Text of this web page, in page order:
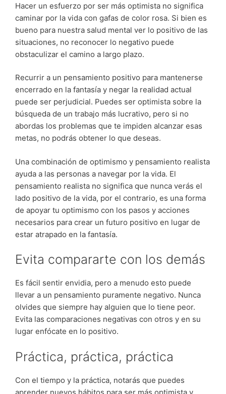
Hacer un esfuerzo por ser más optimista no significa
caminar por la vida con gafas de color rosa. Si bien es
bueno para nuestra salud mental ver lo positivo de las
situaciones, no reconocer lo negativo puede
obstaculizar el camino a largo plazo.
Recurrir a un pensamiento positivo para mantenerse
encerrado en la fantasía y negar la realidad actual
puede ser perjudicial. Puedes ser optimista sobre la
búsqueda de un trabajo más lucrativo, pero si no
abordas los problemas que te impiden alcanzar esas
metas, no podrás obtener lo que deseas.
Una combinación de optimismo y pensamiento realista
ayuda a las personas a navegar por la vida. El
pensamiento realista no significa que nunca verás el
lado positivo de la vida, por el contrario, es una forma
de apoyar tu optimismo con los pasos y acciones
necesarios para crear un futuro positivo en lugar de
estar atrapado en la fantasía.
Evita compararte con los demás
Es fácil sentir envidia, pero a menudo esto puede
llevar a un pensamiento puramente negativo. Nunca
olvides que siempre hay alguien que lo tiene peor.
Evita las comparaciones negativas con otros y en su
lugar enfócate en lo positivo.
Práctica, práctica, práctica
Con el tiempo y la práctica, notarás que puedes
aprender nuevos hábitos para ser más optimista y